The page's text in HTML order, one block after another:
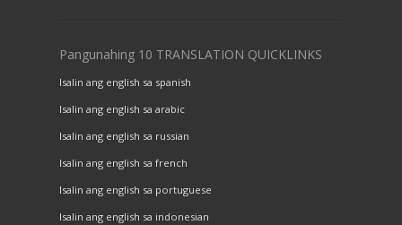
Pangunahing 10 TRANSLATION QUICKLINKS
Isalin ang english sa spanish
Isalin ang english sa arabic
Isalin ang english sa russian
Isalin ang english sa french
Isalin ang english sa portuguese
Isalin ang english sa indonesian